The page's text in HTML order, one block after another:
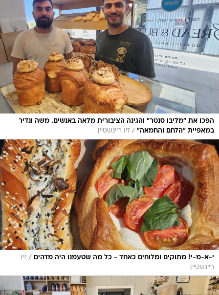
הפכו את "מליבו סנטר" והגינה הציבורית מלאה באנשים. משה ונדיר
במאפיית "הלחם והחמאה" / זיו ריינשטיין
י-א-מ-י! מתוקים ומלוחים כאחד - כל מה שטעמנו היה מדהים / זיו
ריינשטיין